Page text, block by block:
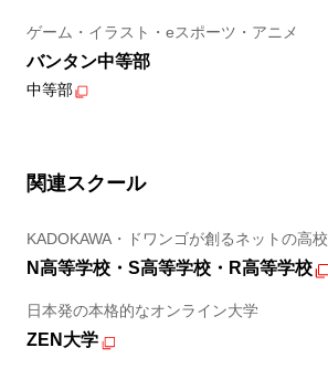
ゲーム・イラスト・eスポーツ・アニメ
バンタン中等部
中等部
関連スクール
KADOKAWA・ドワンゴが創るネットの高校
N高等学校・S高等学校・R高等学校
日本発の本格的なオンライン大学
ZEN大学